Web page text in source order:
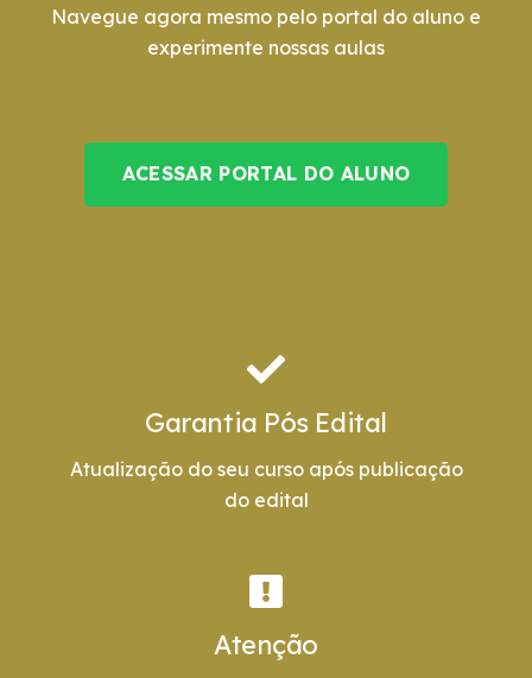
Navegue agora mesmo pelo portal do aluno e
experimente nossas aulas
ACESSAR PORTAL DO ALUNO
Garantia Pós Edital
Atualização do seu curso após publicação
do edital
Atenção